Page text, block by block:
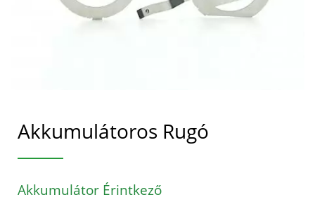
Akkumulátoros Rugó
Akkumulátor Érintkező